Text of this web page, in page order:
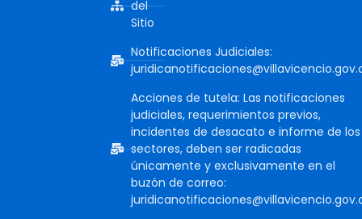
del
Sitio
Notificaciones Judiciales:
Acciones de tutela: Las notificaciones
judiciales, requerimientos previos,
incidentes de desacato e informe de los
sectores, deben ser radicadas
únicamente y exclusivamente en el
buzón de correo: